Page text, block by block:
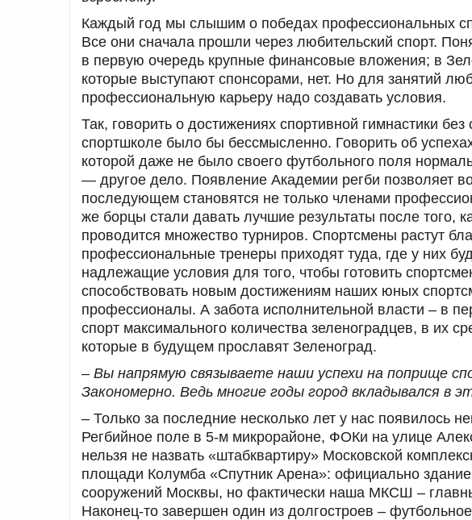
Каждый год мы слышим о победах профессиональных
Все они сначала прошли через любительский спорт.
в первую очередь крупные финансовые вложения; в
которые выступают спонсорами, нет. Но для занятий
профессиональную карьеру надо создавать условия.
Так, говорить о достижениях спортивной гимнастики
спортшколе было бы бессмысленно. Говорить об
которой даже не было своего футбольного поля
— другое дело. Появление Академии регби позволяет
последующем становятся не только членами
же борцы стали давать лучшие результаты после того,
проводится множество турниров. Спортсмены растут
профессиональные тренеры приходят туда, где у них
надлежащие условия для того, чтобы готовить
способствовать новым достижениям наших юных
профессионалы. А забота исполнительной власти – в
спорт максимального количества зеленоградцев, в их
которые в будущем прославят Зеленоград.
– Вы напрямую связываете наши успехи на поприще
Закономерно. Ведь многие годы город вкладывался в
– Только за последние несколько лет у нас появилось
Регбийное поле в 5-м микрорайоне, ФОКи на улице
нельзя не назвать «штабквартиру» Московской
площади Колумба «Спутник Арена»: официально здание
сооружений Москвы, но фактически наша МКСШ –
Наконец-то завершен один из долгостроев –